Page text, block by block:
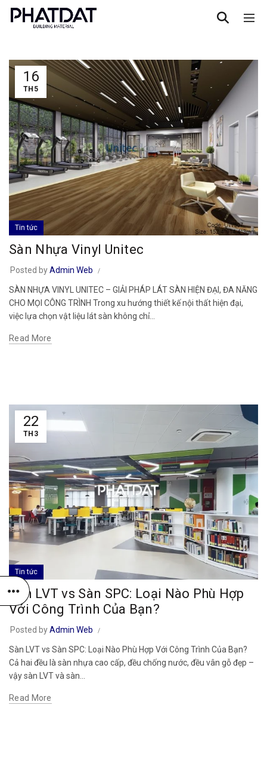
16
TH5
Tin tức
Sàn Nhựa Vinyl Unitec
Posted byAdmin Web
SÀN NHỰA VINYL UNITEC – GIẢI PHÁP LÁT SÀN HIỆN ĐẠI, ĐA NĂNG
CHO MỌI CÔNG TRÌNH Trong xu hướng thiết kế nội thất hiện đại,
việc lựa chọn vật liệu lát sàn không chỉ...
Read More
22
TH3
Tin tức
Sàn LVT vs Sàn SPC: Loại Nào Phù Hợp
Với Công Trình Của Bạn?
Posted byAdmin Web
Sàn LVT vs Sàn SPC: Loại Nào Phù Hợp Với Công Trình Của Bạn?
Cả hai đều là sàn nhựa cao cấp, đều chống nước, đều vân gỗ đẹp –
vậy sàn LVT và sàn...
Read More